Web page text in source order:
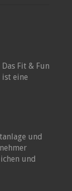
Das Fit & Fun
ist eine
und
und